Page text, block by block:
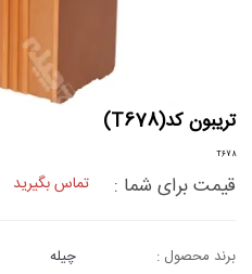
تریبون کد(T678)
T678
قیمت برای شما : تماس بگیرید
برند محصول :
چیله